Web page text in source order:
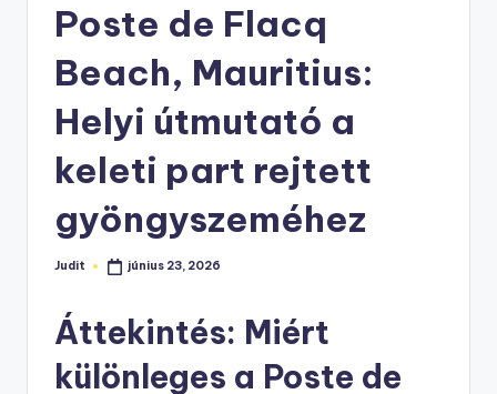
Poste de Flacq
Beach, Mauritius:
Helyi útmutató a
keleti part rejtett
gyöngyszeméhez
Posted
Judit június 23, 2026
Áttekintés: Miért
különleges a Poste de